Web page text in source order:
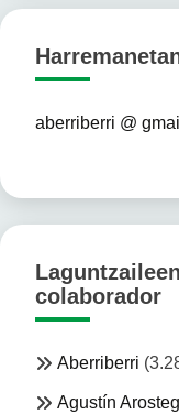
aberriberri @
colaborador
Aberriberri
Agustín